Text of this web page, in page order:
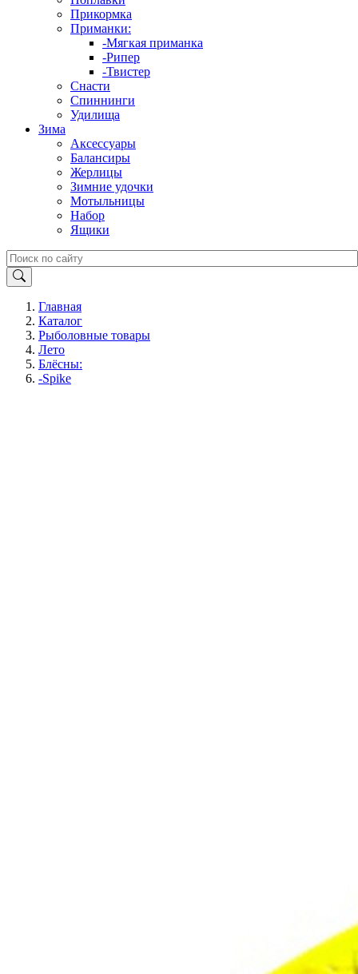
Прикормка
Приманки:
-Мягкая приманка
-Рипер
-Твистер
Снасти
Спиннинги
Удилища
Зима
Аксессуары
Балансиры
Жерлицы
Зимние удочки
Мотыльницы
Набор
Ящики
Главная
Каталог
Рыболовные товары
Лето
Блёсны:
-Spike